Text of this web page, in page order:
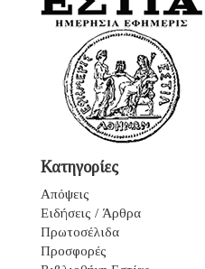
Κατηγορίες
Απόψεις
Ειδήσεις / Άρθρα
Πρωτοσέλιδα
Προσφορές